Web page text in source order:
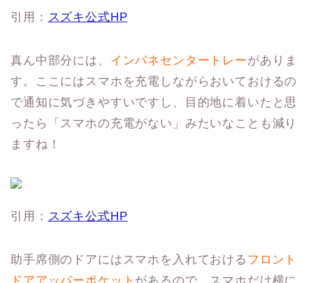
引用： スズキ公式HP
真ん中部分には、 インパネセンタートレーがありま
す。ここにはスマホを充電しながらおいておけるの
で通知に気づきやすいですし、目的地に着いたと思
ったら「スマホの充電がない」みたいなことも減り
ますね！
引用： スズキ公式HP
助手席側のドアにはスマホを入れておける フロント